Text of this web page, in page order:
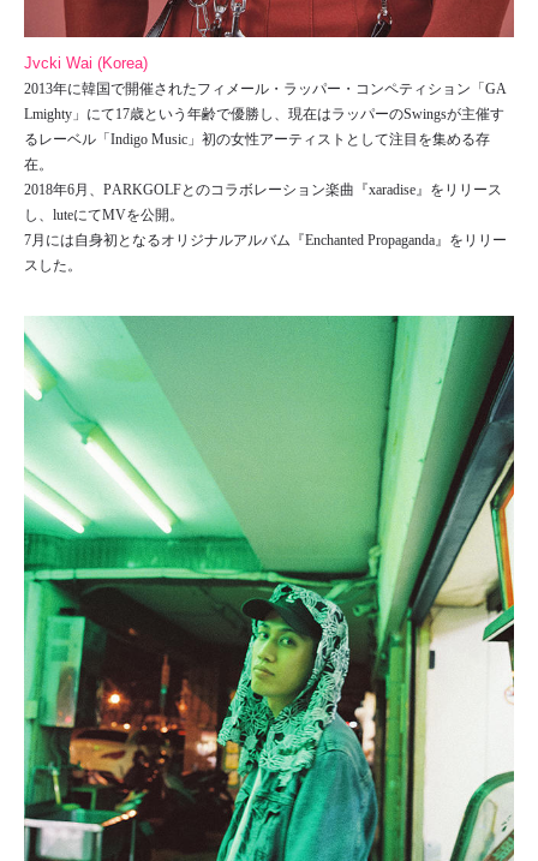
Jvcki Wai (Korea)
2013年に韓国で開催されたフィメール・ラッパー・コンペティション「GA
Lmighty」にて17歳という年齢で優勝し、現在はラッパーのSwingsが主催す
るレーベル「Indigo Music」初の女性アーティストとして注目を集める存
在。
2018年6月、PARKGOLFとのコラボレーション楽曲『xaradise』をリリース
し、luteにてMVを公開。
7月には自身初となるオリジナルアルバム『Enchanted Propaganda』をリリー
スした。